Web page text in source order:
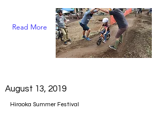
Read More
August 13, 2019
Hiraoka Summer Festival